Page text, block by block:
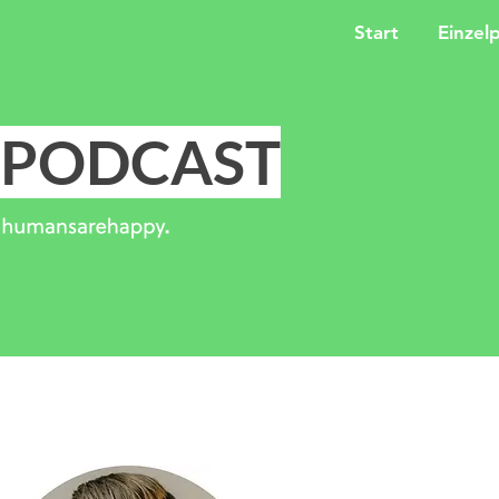
Start
PODCAST